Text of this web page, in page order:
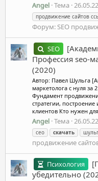
Angel Тема 26.05.22
продвижение сайтов
Форум: SEO
SEO
Профессия seo-
(2020)
Автор: Павел Шульга
маркетолога с нуля за
Фундамент
стратегии,
клиентов Кто нужен
Angel Тема 26.05.22
сео
скачать
продвижение
Психология
убедительно